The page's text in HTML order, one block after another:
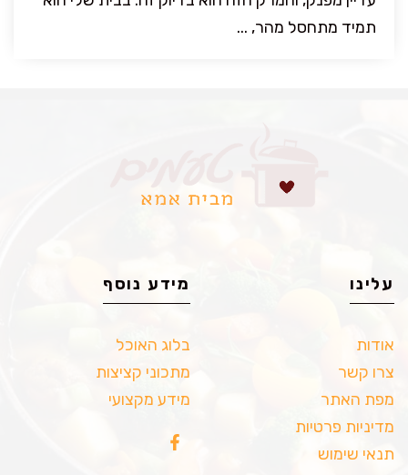
תמיד מתחסל מהר, ...
עלינו
אודות
צרו קשר
מפת האתר
מדיניות פרטיות
תנאי שימוש
מידע נוסף
בלוג האוכל
מתכוני קציצות
מידע מקצועי